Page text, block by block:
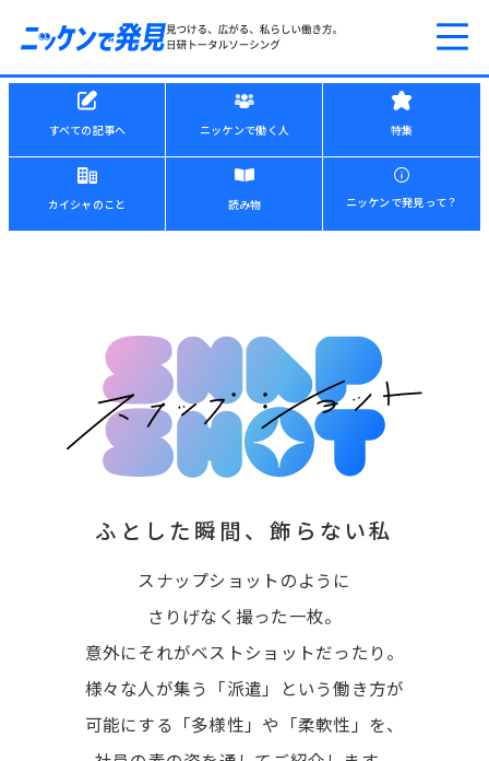
すべての記事へ ニッケンで働く人 特集
カイシャのこと 読み物 ニッケンで発見って？
ニッケンで発見って？
すべての記事
ニッケンで働く人
ふとした瞬間、 飾らない私
スナップショットのように
さりげなく撮った一枚。
意外にそれがベストショットだったり。
様々な人が集う「派遣」という働き方が
可能にする「多様性」や「柔軟性」を、